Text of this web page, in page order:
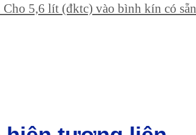
5,6 lít (đktc) vào bình kín có sẵn